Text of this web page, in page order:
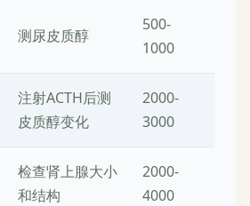
测尿皮质醇
500-
1000
注射ACTH后测
皮质醇变化
2000-
3000
检查肾上腺大小
和结构
2000-
4000